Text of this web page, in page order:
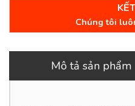
Chúng tôi
Mô tả sản phẩm